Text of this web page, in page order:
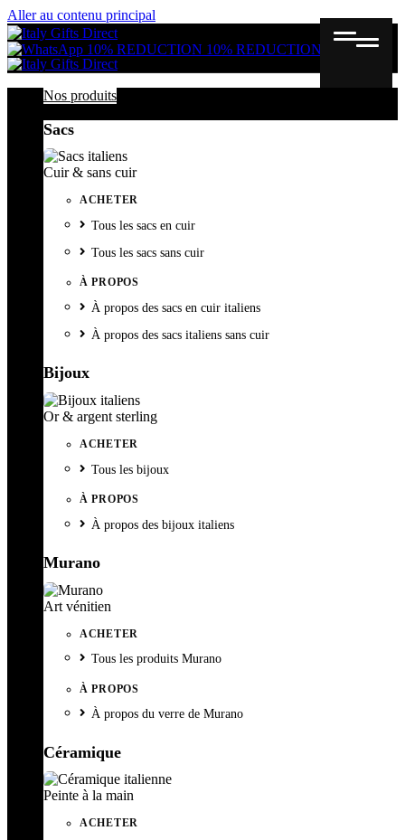
Aller au contenu principal
10% REDUCTION 10% REDUCTION
Nos produits
Sacs
Cuir & sans cuir
ACHETER
Tous les sacs en cuir
Tous les sacs sans cuir
À PROPOS
À propos des sacs en cuir italiens
À propos des sacs italiens sans cuir
Bijoux
Or & argent sterling
ACHETER
Tous les bijoux
À PROPOS
À propos des bijoux italiens
Murano
Art vénitien
ACHETER
Tous les produits Murano
À PROPOS
À propos du verre de Murano
Céramique
Peinte à la main
ACHETER